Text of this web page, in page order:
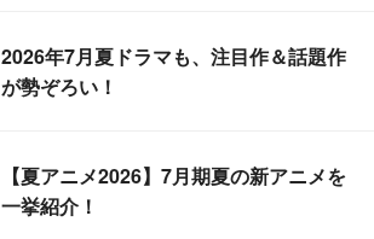
2026年7月夏ドラマも、注目作＆話題作
が勢ぞろい！
【夏アニメ2026】7月期夏の新アニメを
一挙紹介！